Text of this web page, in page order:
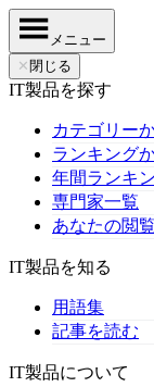
メニュー
✕ 閉じる
IT製品を探す
カテゴリー
ランキング
年間ランキ
専門家一覧
あなたの閲
IT製品を知る
用語集
記事を読む
IT製品について